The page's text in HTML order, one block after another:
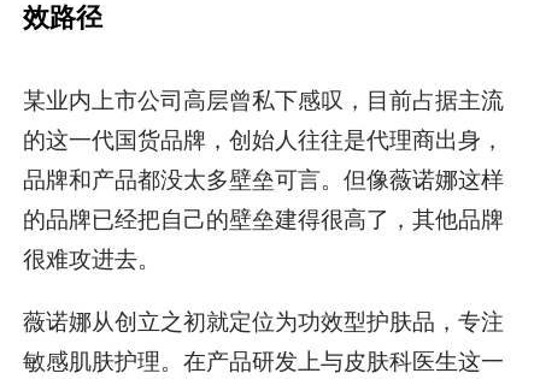
效路径
某业内上市公司高层曾私下感叹，目前占据主流
的这一代国货品牌，创始人往往是代理商出身，
品牌和产品都没太多壁垒可言。但像薇诺娜这样
的品牌已经把自己的壁垒建得很高了，其他品牌
很难攻进去。
薇诺娜从创立之初就定位为功效型护肤品，专注
敏感肌肤护理。在产品研发上与皮肤科医生这一